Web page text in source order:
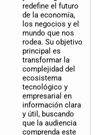
redefine el futuro
de la economía,
los negocios y el
mundo que nos
rodea. Su objetivo
principal es
transformar la
complejidad del
ecosistema
tecnológico y
empresarial en
información clara
y útil, buscando
que la audiencia
comprenda este